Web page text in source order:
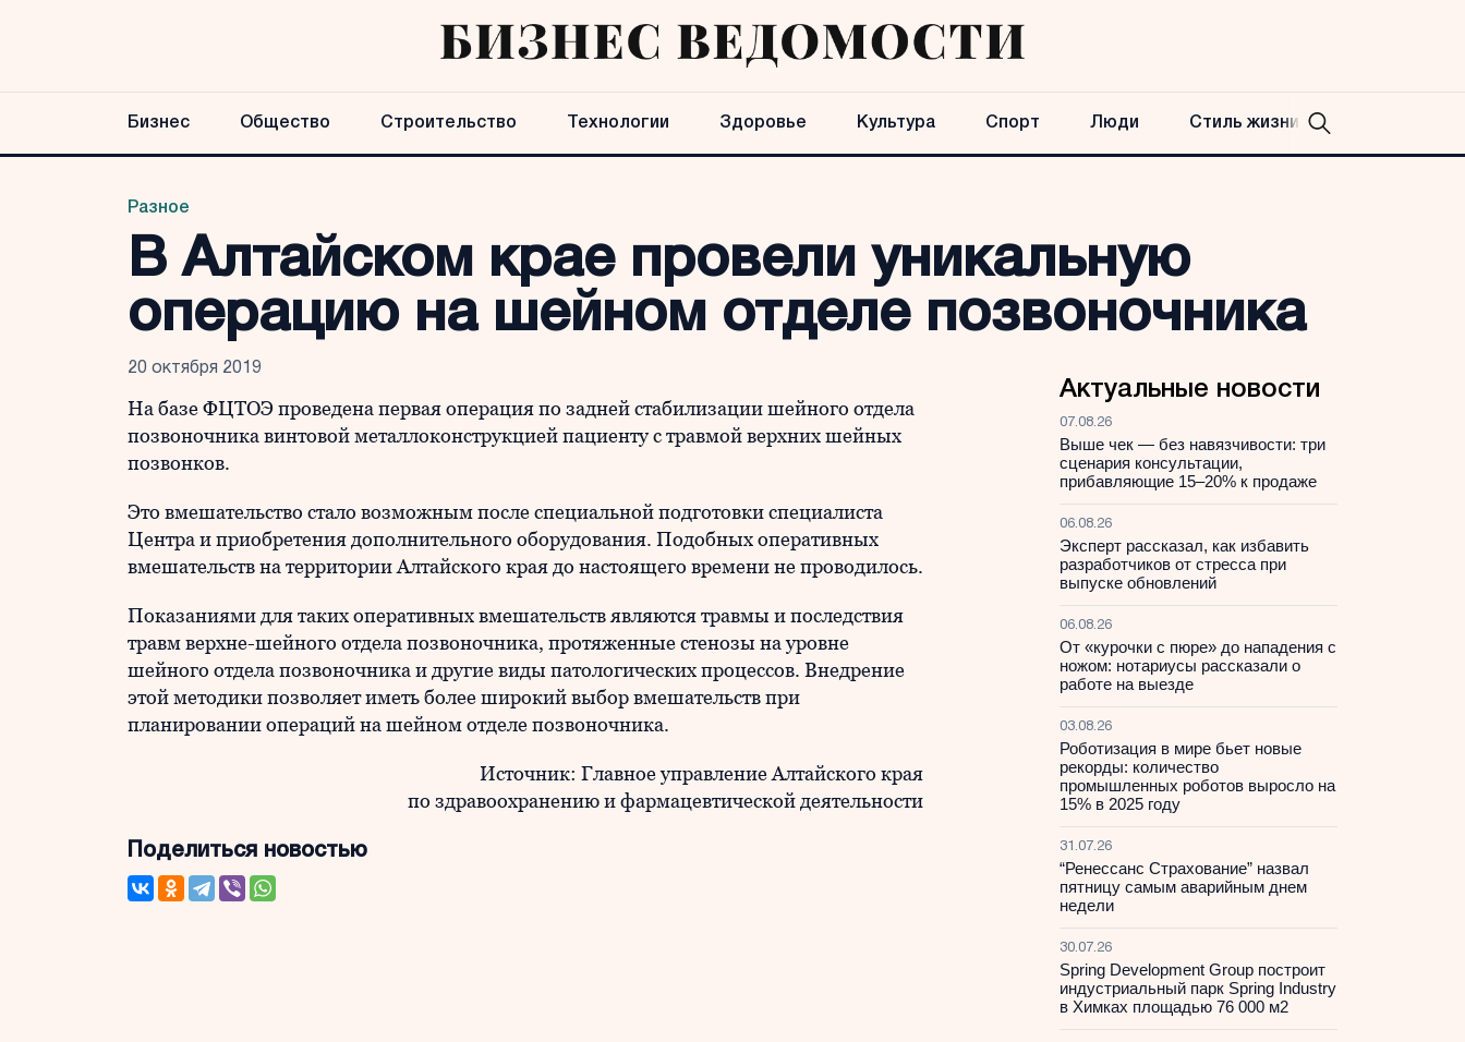
Бизнес Общество Строительство Технологии Здоровье Культура Спорт Люди Стиль жизни
Разное
В Алтайском крае провели уникальную
операцию на шейном отделе позвоночника
20 октября 2019
На базе ФЦТОЭ проведена первая операция по задней стабилизации шейного отдела
позвоночника винтовой металлоконструкцией пациенту с травмой верхних шейных
позвонков.
Это вмешательство стало возможным после специальной подготовки специалиста
Центра и приобретения дополнительного оборудования. Подобных оперативных
вмешательств на территории Алтайского края до настоящего времени не проводилось.
Показаниями для таких оперативных вмешательств являются травмы и последствия
травм верхне-шейного отдела позвоночника, протяженные стенозы на уровне
шейного отдела позвоночника и другие виды патологических процессов. Внедрение
этой методики позволяет иметь более широкий выбор вмешательств при
планировании операций на шейном отделе позвоночника.
Источник: Главное управление Алтайского края
по здравоохранению и фармацевтической деятельности
Поделиться новостью
Актуальные новости
07.08.26
Выше чек — без навязчивости: три
сценария консультации,
прибавляющие 15–20% к продаже
06.08.26
Эксперт рассказал, как избавить
разработчиков от стресса при
выпуске обновлений
06.08.26
От «курочки с пюре» до нападения с
ножом: нотариусы рассказали о
работе на выезде
03.08.26
Роботизация в мире бьет новые
рекорды: количество
промышленных роботов выросло на
15% в 2025 году
31.07.26
“Ренессанс Страхование” назвал
пятницу самым аварийным днем
недели
30.07.26
Spring Development Group построит
индустриальный парк Spring Industry
в Химках площадью 76 000 м2